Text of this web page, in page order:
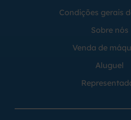
Condições gerais
Sobre nós
Venda de
Aluguel